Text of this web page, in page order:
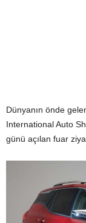
Dünyanın önde
International Auto
günü açılan fuar